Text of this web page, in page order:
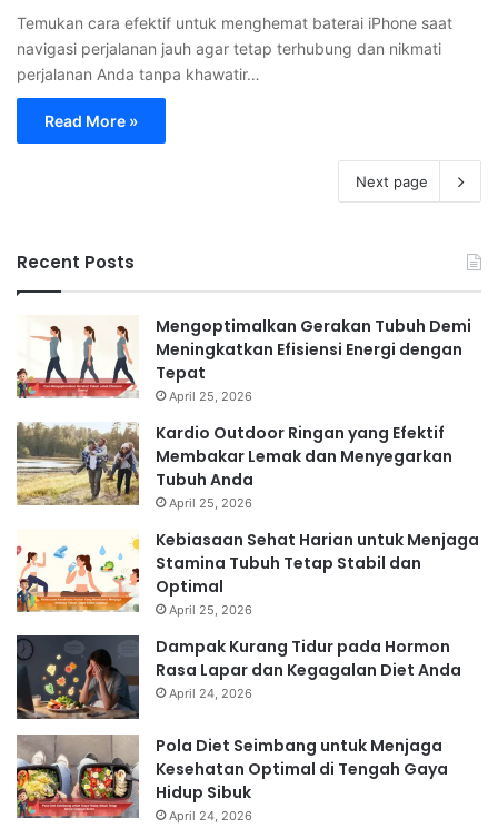
Temukan cara efektif untuk menghemat baterai iPhone saat
navigasi perjalanan jauh agar tetap terhubung dan nikmati
perjalanan Anda tanpa khawatir…
Read More »
Next page
Recent Posts
Mengoptimalkan Gerakan Tubuh Demi
Meningkatkan Efisiensi Energi dengan
Tepat
April 25, 2026
Kardio Outdoor Ringan yang Efektif
Membakar Lemak dan Menyegarkan
Tubuh Anda
April 25, 2026
Kebiasaan Sehat Harian untuk Menjaga
Stamina Tubuh Tetap Stabil dan
Optimal
April 25, 2026
Dampak Kurang Tidur pada Hormon
Rasa Lapar dan Kegagalan Diet Anda
April 24, 2026
Pola Diet Seimbang untuk Menjaga
Kesehatan Optimal di Tengah Gaya
Hidup Sibuk
April 24, 2026